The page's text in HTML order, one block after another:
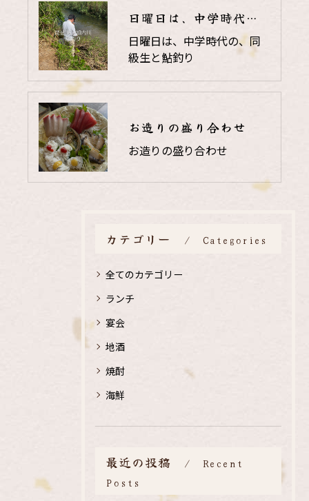
日曜日は、中学時代の、同級生と鮎釣り
日曜日は、中学時代の、同
級生と鮎釣り
お造りの盛り合わせ
お造りの盛り合わせ
カテゴリー Categories
全てのカテゴリー
ランチ
宴会
地酒
焼酎
海鮮
最近の投稿
Recent
Posts